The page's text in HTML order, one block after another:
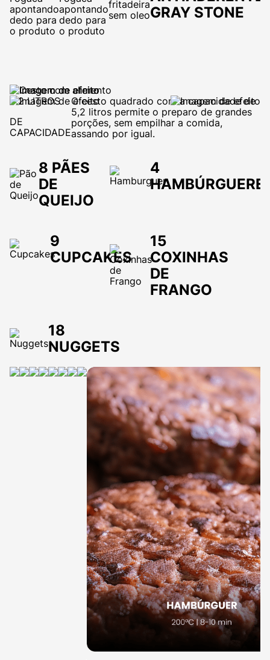
GRAY STONE
5.2 LITROS
DE
CAPACIDADE
O cesto quadrado com a capacidade de
5,2 litros permite o preparo de grandes
porções, sem empilhar a comida,
assando por igual.
8 PÃES
DE
QUEIJO
4
9
CUPCAKES
15
COXINHAS
DE
FRANGO
18
NUGGETS